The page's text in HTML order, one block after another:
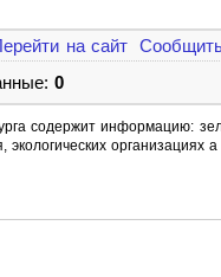
на сайт
0
содержит информацию:
организациях а